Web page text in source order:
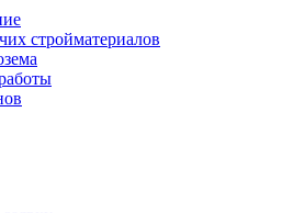
стройматериалов